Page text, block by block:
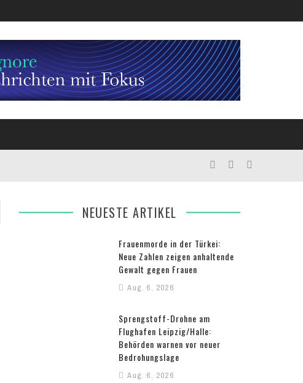
NEUESTE ARTIKEL
Frauenmorde in der Türkei:
Neue Zahlen zeigen anhaltende
Gewalt gegen Frauen
Aug. 6, 2026
Sprengstoff-Drohne am
Flughafen Leipzig/Halle:
Behörden warnen vor neuer
Bedrohungslage
Aug. 6, 2026